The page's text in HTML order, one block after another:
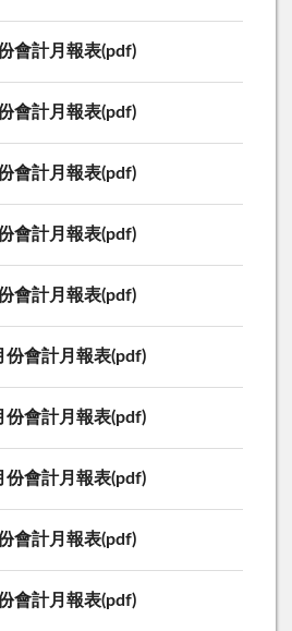
會計月報表(pdf)
會計月報表(pdf)
會計月報表(pdf)
會計月報表(pdf)
會計月報表(pdf)
份會計月報表(pdf)
份會計月報表(pdf)
份會計月報表(pdf)
會計月報表(pdf)
會計月報表(pdf)